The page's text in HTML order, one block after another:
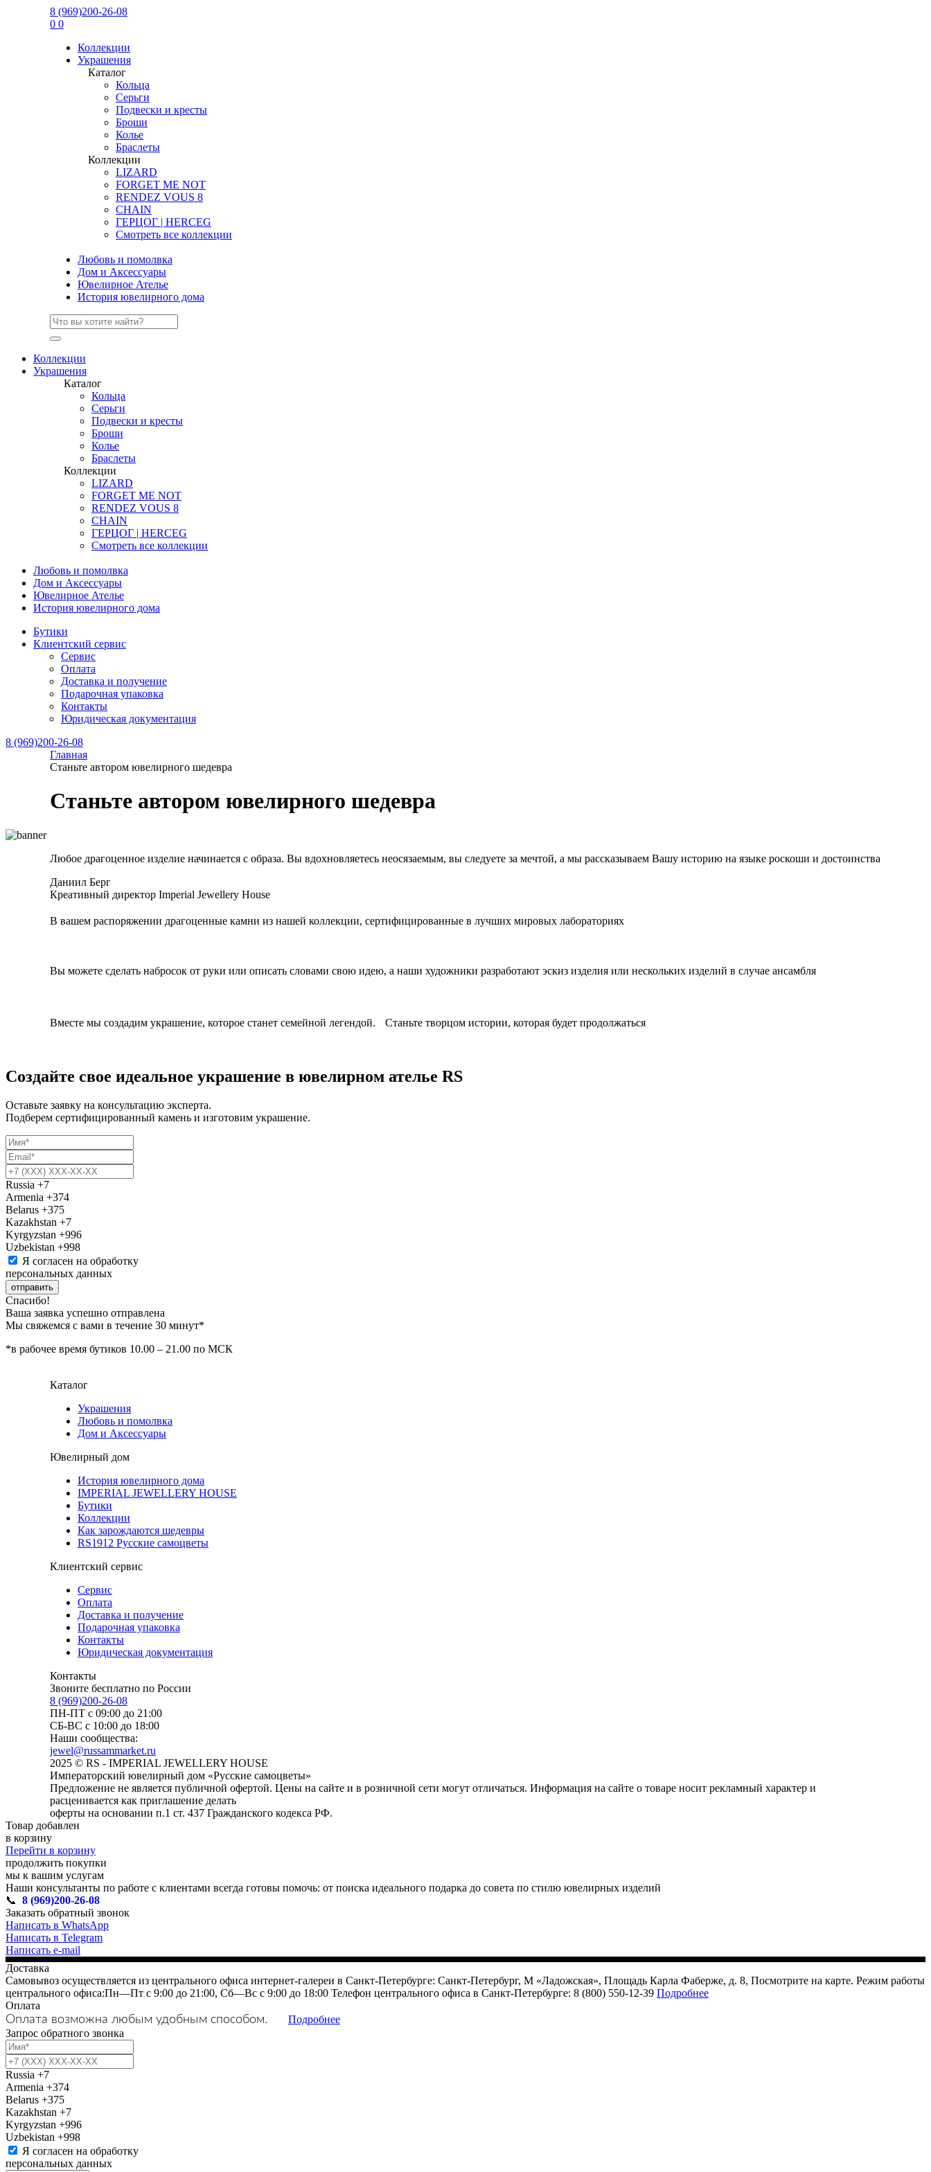
8 (969)200-26-08
0 0
Коллекции
Украшения
Каталог
Кольца
Серьги
Подвески и кресты
Броши
Колье
Браслеты
Коллекции
LIZARD
FORGET ME NOT
RENDEZ VOUS 8
CHAIN
ГЕРЦОГ | HERCEG
Смотреть все коллекции
Любовь и помолвка
Дом и Аксессуары
Ювелирное Ателье
История ювелирного дома
Коллекции
Украшения
Каталог
Кольца
Серьги
Подвески и кресты
Броши
Колье
Браслеты
Коллекции
LIZARD
FORGET ME NOT
RENDEZ VOUS 8
CHAIN
ГЕРЦОГ | HERCEG
Смотреть все коллекции
Любовь и помолвка
Дом и Аксессуары
Ювелирное Ателье
История ювелирного дома
Бутики
Клиентский сервис
Сервис
Оплата
Доставка и получение
Подарочная упаковка
Контакты
Юридическая документация
8 (969)200-26-08
Главная
Станьте автором ювелирного шедевра
Станьте автором ювелирного шедевра
Любое драгоценное изделие начинается с образа. Вы вдохновляетесь неосязаемым, вы следуете за мечтой, а мы рассказываем Вашу историю на языке роскоши и достоинства
Даниил Берг
Креативный директор Imperial Jewellery House
В вашем распоряжении драгоценные камни из нашей коллекции, сертифицированные в лучших мировых лабораториях
Вы можете сделать набросок от руки или описать словами свою идею, а наши художники разработают эскиз изделия или нескольких изделий в случае ансамбля
Вместе мы создадим украшение, которое станет семейной легендой. Станьте творцом истории, которая будет продолжаться
Создайте свое идеальное украшение в ювелирном ателье RS
Оставьте заявку на консультацию эксперта.
Подберем сертифицированный камень и изготовим украшение.
Russia +7
Armenia +374
Belarus +375
Kazakhstan +7
Kyrgyzstan +996
Uzbekistan +998
Я согласен на обработку
персональных данных
отправить
Спасибо!
Ваша заявка успешно отправлена
Мы свяжемся с вами в течение 30 минут*
*в рабочее время бутиков 10.00 – 21.00 по МСК
Каталог
Украшения
Любовь и помолвка
Дом и Аксессуары
Ювелирный дом
История ювелирного дома
IMPERIAL JEWELLERY HOUSE
Бутики
Коллекции
Как зарождаются шедевры
RS1912 Русские самоцветы
Клиентский сервис
Сервис
Оплата
Доставка и получение
Подарочная упаковка
Контакты
Юридическая документация
Контакты
Звоните бесплатно по России
8 (969)200-26-08
ПН-ПТ с 09:00 до 21:00
СБ-ВС с 10:00 до 18:00
Наши сообщества:
jewel@russammarket.ru
2025 © RS - IMPERIAL JEWELLERY HOUSE
Императорский ювелирный дом «Русские самоцветы»
Предложение не является публичной офертой. Цены на сайте и в розничной сети могут отличаться. Информация на сайте о товаре носит рекламный характер и
расценивается как приглашение делать
оферты на основании п.1 ст. 437 Гражданского кодекса РФ.
Товар добавлен
в корзину
Перейти в корзину
продолжить покупки
мы к вашим услугам
Наши консультанты по работе с клиентами всегда готовы помочь: от поиска идеального подарка до совета по стилю ювелирных изделий
📞 8 (969)200-26-08
Заказать обратный звонок
Написать в WhatsApp
Написать в Telegram
Написать e-mail
Доставка
Самовывоз осуществляется из центрального офиса интернет-галереи в Санкт-Петербурге: Санкт-Петербург, М «Ладожская», Площадь Карла Фаберже, д. 8, Посмотрите на карте. Режим работы
центрального офиса:Пн—Пт с 9:00 до 21:00, Сб—Вс с 9:00 до 18:00 Телефон центрального офиса в Санкт-Петербурге: 8 (800) 550-12-39 Подробнее
Оплата
Оплата возможна любым удобным способом. Подробнее
Запрос обратного звонка
Russia +7
Armenia +374
Belarus +375
Kazakhstan +7
Kyrgyzstan +996
Uzbekistan +998
Я согласен на обработку
персональных данных